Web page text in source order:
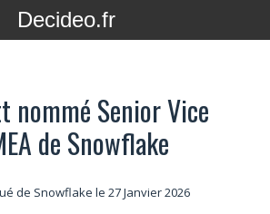
Decideo.fr
nommé Senior Vice
de Snowflake
de Snowflake le 27 Janvier 2026